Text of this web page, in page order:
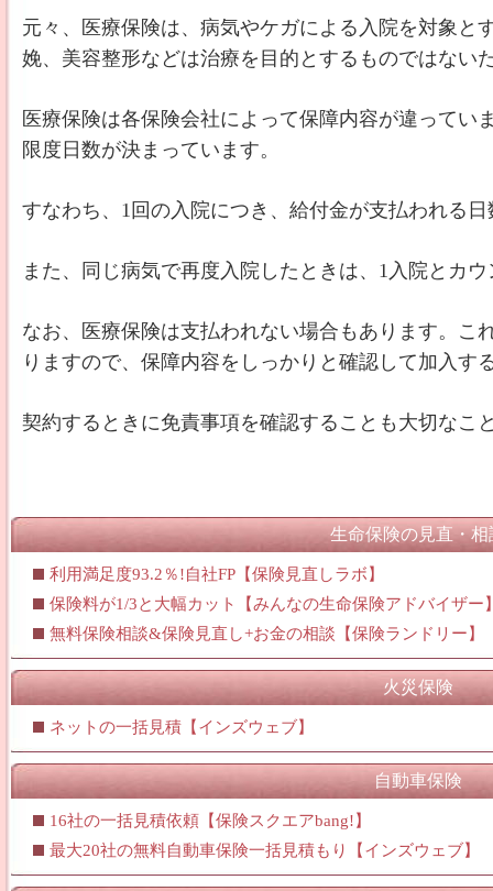
元々、医療保険は、病気やケガによる入院を対象と
娩、美容整形などは治療を目的とするものではない
医療保険は各保険会社によって保障内容が違ってい
限度日数が決まっています。
すなわち、1回の入院につき、給付金が支払われる
また、同じ病気で再度入院したときは、1入院とカ
なお、医療保険は支払われない場合もあります。こ
りますので、保障内容をしっかりと確認して加入す
契約するときに免責事項を確認することも大切なこ
生命保険の見直・相
利用満足度93.2％!自社FP【保険見直しラボ】
保険料が1/3と大幅カット【みんなの生命保険アドバイザー
無料保険相談&保険見直し+お金の相談【保険ランドリー】
火災保険
ネットの一括見積【インズウェブ】
自動車保険
16社の一括見積依頼【保険スクエアbang!】
最大20社の無料自動車保険一括見積もり【インズウェブ】